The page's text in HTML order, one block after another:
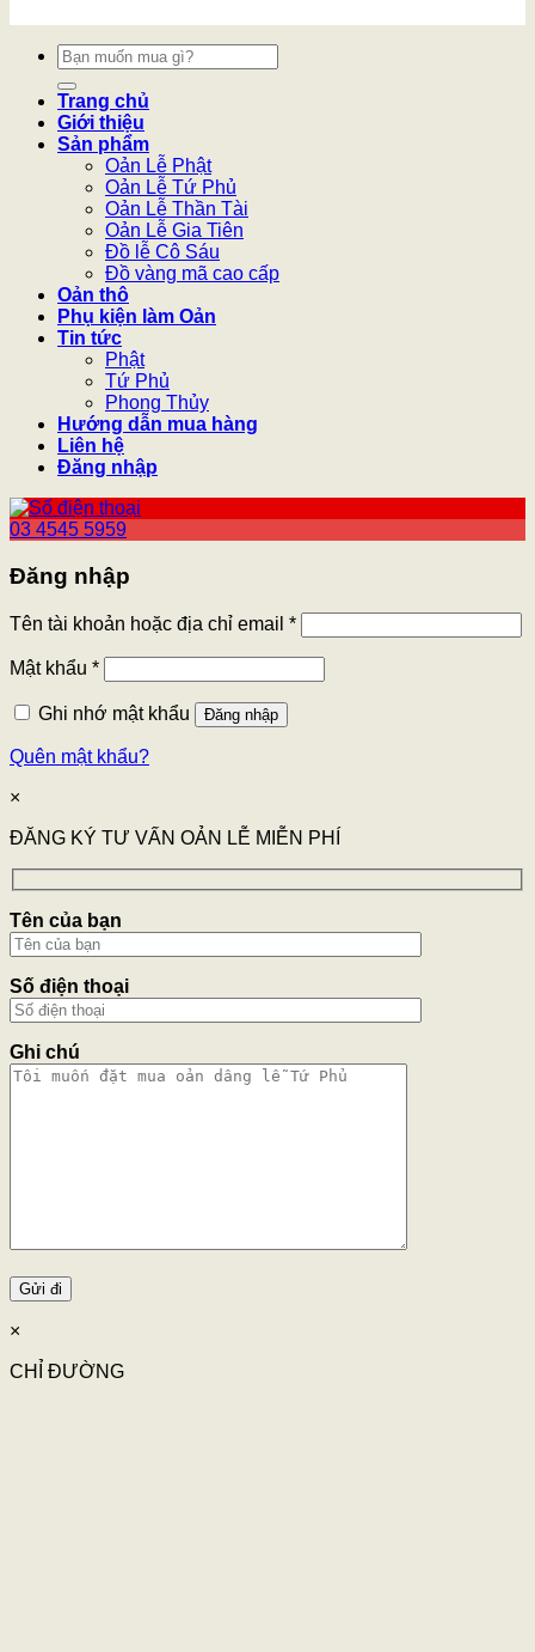
Tìm
kiếm:
Trang chủ
Giới thiệu
Sản phẩm
Oản Lễ Phật
Oản Lễ Tứ Phủ
Oản Lễ Thần Tài
Oản Lễ Gia Tiên
Đồ lễ Cô Sáu
Đồ vàng mã cao cấp
Oản thô
Phụ kiện làm Oản
Tin tức
Phật
Tứ Phủ
Phong Thủy
Hướng dẫn mua hàng
Liên hệ
Đăng nhập
03 4545 5959
Đăng nhập
Tên tài khoản hoặc địa chỉ email *
Mật khẩu *
Ghi nhớ mật khẩu Đăng nhập
Quên mật khẩu?
×
ĐĂNG KÝ TƯ VẤN OẢN LỄ MIỄN PHÍ
Tên của bạn
Số điện thoại
Ghi chú
×
CHỈ ĐƯỜNG